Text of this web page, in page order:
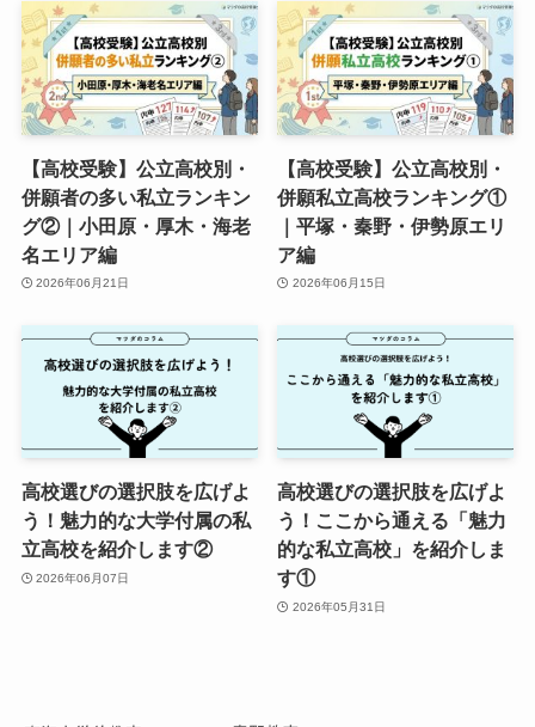
【高校受験】公立高校別・
併願者の多い私立ランキン
グ②｜小田原・厚木・海老
名エリア編
2026年06月21日
【高校受験】公立高校別・
併願私立高校ランキング①
｜平塚・秦野・伊勢原エリ
ア編
2026年06月15日
高校選びの選択肢を広げよ
う！魅力的な大学付属の私
立高校を紹介します②
2026年06月07日
高校選びの選択肢を広げよ
う！ここから通える「魅力
的な私立高校」を紹介しま
す①
2026年05月31日